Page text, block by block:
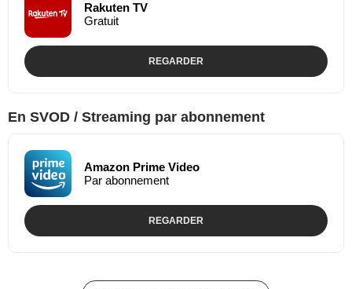
Rakuten TV
Gratuit
REGARDER
En SVOD / Streaming par abonnement
Amazon Prime Video
Par abonnement
REGARDER